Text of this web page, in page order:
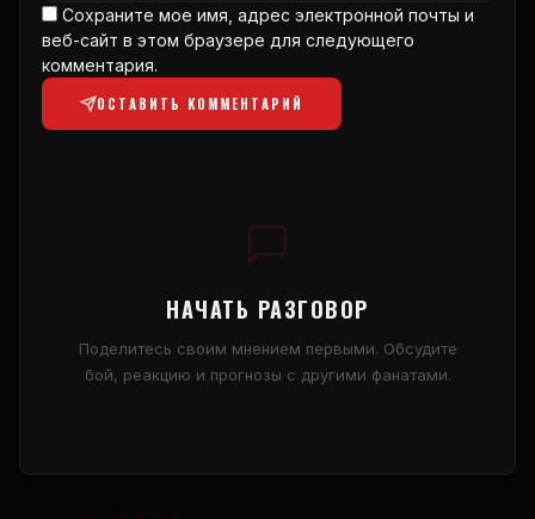
Сохраните мое имя, адрес электронной почты и
веб-сайт в этом браузере для следующего
комментария.
ОСТАВИТЬ КОММЕНТАРИЙ
НАЧАТЬ РАЗГОВОР
Поделитесь своим мнением первыми. Обсудите
бой, реакцию и прогнозы с другими фанатами.